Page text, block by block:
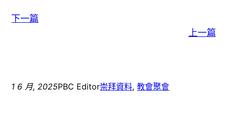
下一篇
上一篇
1 6 月, 2025PBC Editor崇拜資料, 教會聚會